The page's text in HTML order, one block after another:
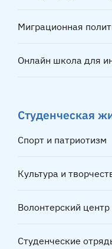
Миграционная
Онлайн школа для
Студенческая
Спорт и патриотизм
Культура и
Волонтерский центр
Студенческие